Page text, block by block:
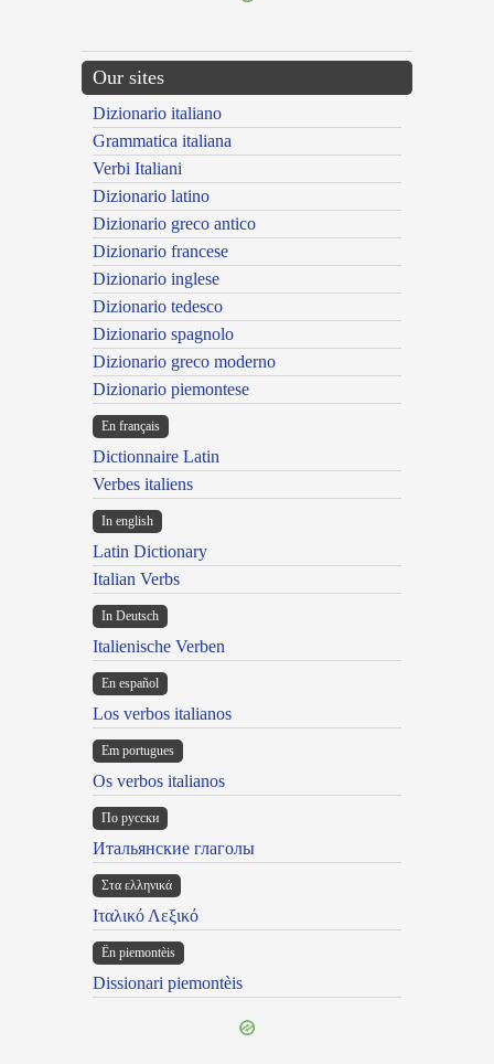
Our sites
Dizionario italiano
Grammatica italiana
Verbi Italiani
Dizionario latino
Dizionario greco antico
Dizionario francese
Dizionario inglese
Dizionario tedesco
Dizionario spagnolo
Dizionario greco moderno
Dizionario piemontese
En français
Dictionnaire Latin
Verbes italiens
In english
Latin Dictionary
Italian Verbs
In Deutsch
Italienische Verben
En español
Los verbos italianos
Em portugues
Os verbos italianos
По русски
Итальянские глаголы
Στα ελληνικά
Ιταλικό Λεξικό
Ën piemontèis
Dissionari piemontèis